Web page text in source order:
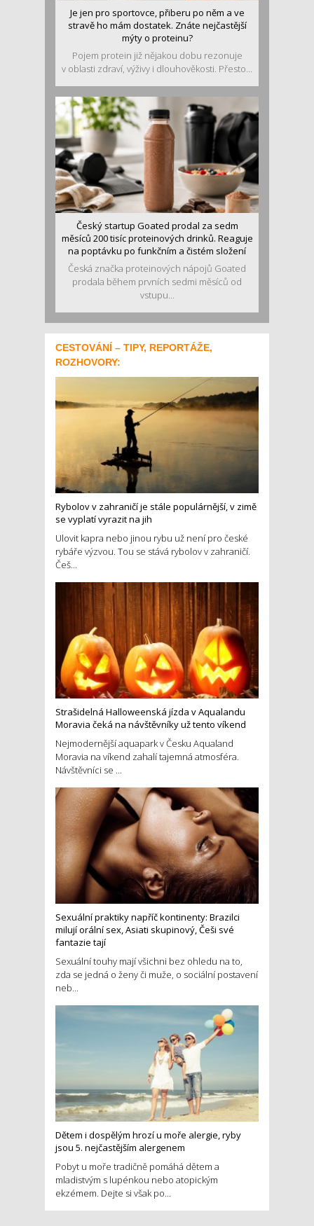
Je jen pro sportovce, přiberu po něm a ve
stravě ho mám dostatek. Znáte nejčastější
mýty o proteinu?
Pojem protein již nějakou dobu rezonuje
v oblasti zdraví, výživy i dlouhověkosti. Přesto...
Český startup Goated prodal za sedm
měsíců 200 tisíc proteinových drinků. Reaguje
na poptávku po funkčním a čistém složení
Česká značka proteinových nápojů Goated
prodala během prvních sedmi měsíců od
vstupu...
CESTOVÁNÍ – TIPY, REPORTÁŽE,
ROZHOVORY:
Rybolov v zahraničí je stále populárnější, v zimě
se vyplatí vyrazit na jih
Ulovit kapra nebo jinou rybu už není pro české
rybáře výzvou. Tou se stává rybolov v zahraničí.
Češ...
Strašidelná Halloweenská jízda v Aqualandu
Moravia čeká na návštěvníky už tento víkend
Nejmodernější aquapark v Česku Aqualand
Moravia na víkend zahalí tajemná atmosféra.
Návštěvníci se ...
Sexuální praktiky napříč kontinenty: Brazilci
milují orální sex, Asiati skupinový, Češi své
fantazie tají
Sexuální touhy mají všichni bez ohledu na to,
zda se jedná o ženy či muže, o sociální postavení
neb...
Dětem i dospělým hrozí u moře alergie, ryby
jsou 5. nejčastějším alergenem
Pobyt u moře tradičně pomáhá dětem a
mladistvým s lupénkou nebo atopickým
ekzémem. Dejte si však po...